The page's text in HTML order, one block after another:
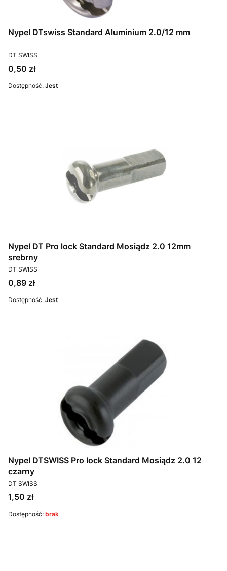
Nypel DTswiss Standard Aluminium 2.0/12 mm
PRODUCENT
DT SWISS
Cena
0,50 zł
Dostępność: Jest
Nypel DT Pro lock Standard Mosiądz 2.0 12mm
srebrny
PRODUCENT
DT SWISS
Cena
0,89 zł
Dostępność: Jest
Nypel DTSWISS Pro lock Standard Mosiądz 2.0 12
czarny
PRODUCENT
DT SWISS
Cena
1,50 zł
Dostępność: brak